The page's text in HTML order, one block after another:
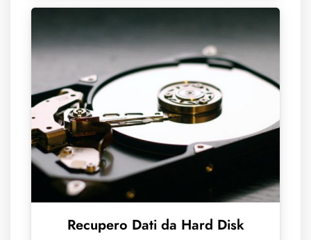
Recupero Dati da Hard Disk